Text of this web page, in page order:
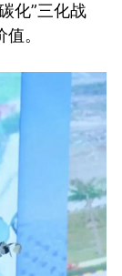
化”三化战
。